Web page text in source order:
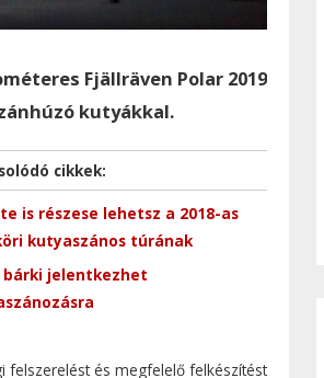
Fjällräven Polar 2019
kutyákkal.
cikkek:
is részese lehetsz a 2018-as
kutyaszános túrának
bárki jelentkezhet
felszerelést és megfelelő felkészítést